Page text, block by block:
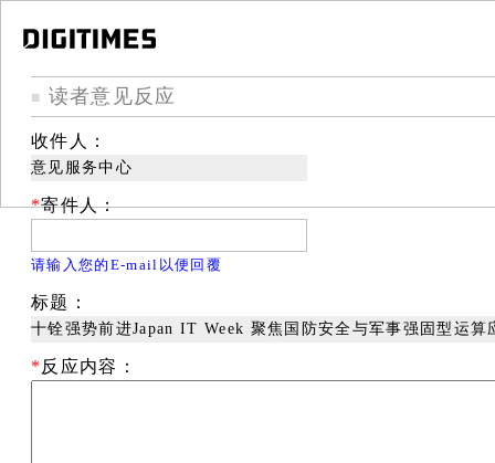
■ 读者意见反应
收件人：
意见服务中心
*寄件人：
请输入您的E-mail以便回覆
标题：
十铨强势前进Japan IT Week 聚焦国防安全与军事强固型运算
* 反应内容：